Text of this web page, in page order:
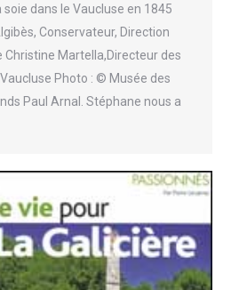
dans le Vaucluse en 1845
Conservateur, Direction
Christine Martella,Directeur des
Photo : © Musée des
Paul Arnal. Stéphane nous a